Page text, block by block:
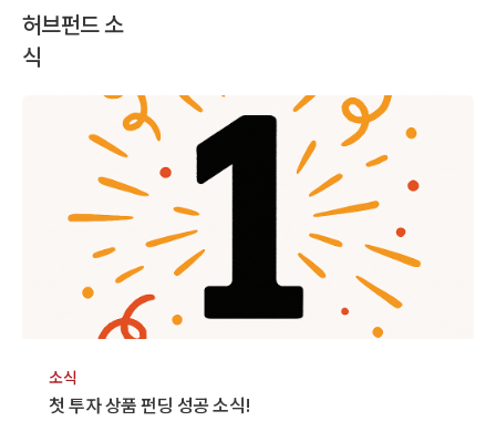
허브펀드 소
식
소식
첫 투자 상품 펀딩 성공 소식!